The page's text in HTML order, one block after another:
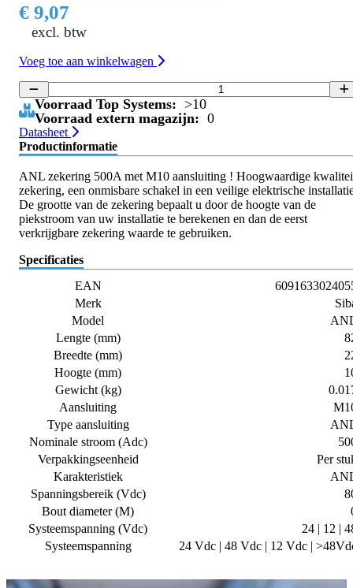
€ 9,07
excl. btw
Voeg toe aan winkelwagen
Voorraad Top Systems: >10
Voorraad extern magazijn: 0
Datasheet
Productinformatie
ANL zekering 500A met M10 aansluiting ! Hoogwaardige
zekering, een onmisbare schakel in een veilige elektrische
De grootte van de zekering bepaalt u door de hoogte van de
piekstroom van uw installatie te berekenen en dan de eerst
verkrijgbare zekering waarde te gebruiken.
Specificaties
EAN
Merk
Model
Lengte (mm)
Breedte (mm)
Hoogte (mm)
Gewicht (kg)
Aansluiting
Type aansluiting
Nominale stroom (Adc)
Verpakkingseenheid
Per
Karakteristiek
Spanningsbereik (Vdc)
Bout diameter (M)
Systeemspanning (Vdc)
24 | 12 |
Systeemspanning
24 Vdc | 48 Vdc | 12 Vdc |